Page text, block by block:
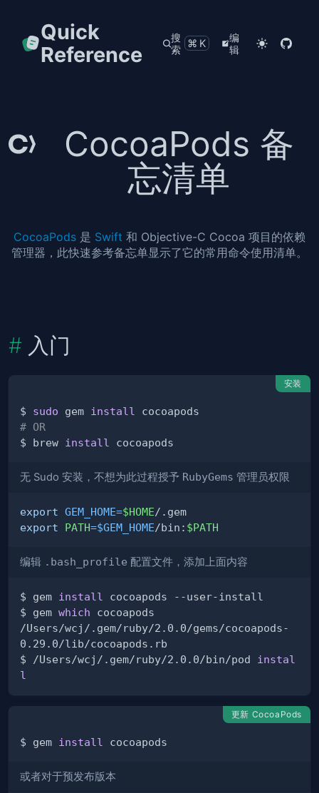
Quick
Reference
搜
索
⌘K
编
辑
CocoaPods 备
忘清单
CocoaPods 是 Swift 和 Objective-C Cocoa 项目的依赖
管理器，此快速参考备忘单显示了它的常用命令使用清单。
入门
安装
$ sudo gem install
# OR
$ brew install
无 Sudo 安装，不想为此过程授予 RubyGems 管理员权限
export GEM_HOME=$HOME
export
PATH=$GEM_HOME/bin: $PATH
编辑 .bash_profile 配置文件，添加上面内容
$ gem install
$ gem which
/Users/wcj/.gem/ruby/2.0.0/gems/cocoapods-
$ /Users/wcj/.gem/ruby/2.0.0/bin/pod instal
l
更新 CocoaPods
$ gem install
或者对于预发布版本